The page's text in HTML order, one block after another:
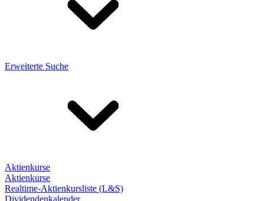
Erweiterte Suche
Aktienkurse
Aktienkurse
Realtime-Aktienkursliste (L&S)
Dividendenkalender